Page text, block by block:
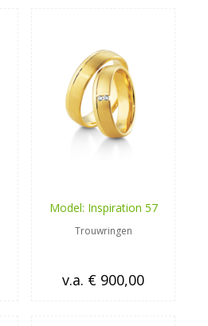
Model: Inspiration 57
Trouwringen
v.a. € 900,00